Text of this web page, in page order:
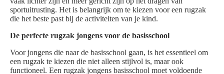
sportuitrusting. Het is belangrijk om te kiezen voor een rugzak
die het beste past bij de activiteiten van je kind.
De perfecte rugzak jongens voor de basisschool
Voor jongens die naar de basisschool gaan, is het essentieel om
een rugzak te kiezen die niet alleen stijlvol is, maar ook
functioneel. Een rugzak jongens basisschool moet voldoende